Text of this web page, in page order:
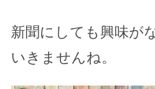
新聞にしても興味が
いきませんね。